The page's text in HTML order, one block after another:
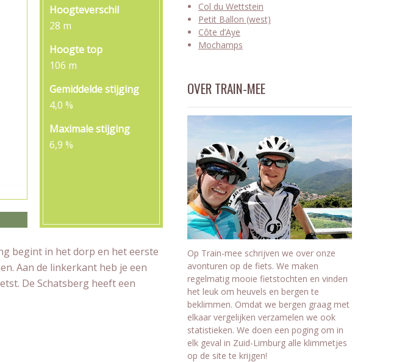
Hoogteverschil
28 m
Hoogte top
106 m
Gemiddelde stijging
4,0 %
Maximale stijging
6,9 %
begint in het dorp en het eerste
Aan de linkerkant heb je een
De Schatsberg heeft een
Col du Wettstein
Petit Ballon (west)
Côte d’Aye
Mochamps
OVER TRAIN-MEE
Op Train-mee schrijven we over onze
avonturen op de fiets. We maken
regelmatig mooie fietstochten en vinden
het leuk om heuvels en bergen te
beklimmen. Omdat we bergen graag met
elkaar vergelijken verzamelen we ook
statistieken. We doen een poging om in
elk geval in Zuid-Limburg alle klimmetjes
op de site te krijgen!